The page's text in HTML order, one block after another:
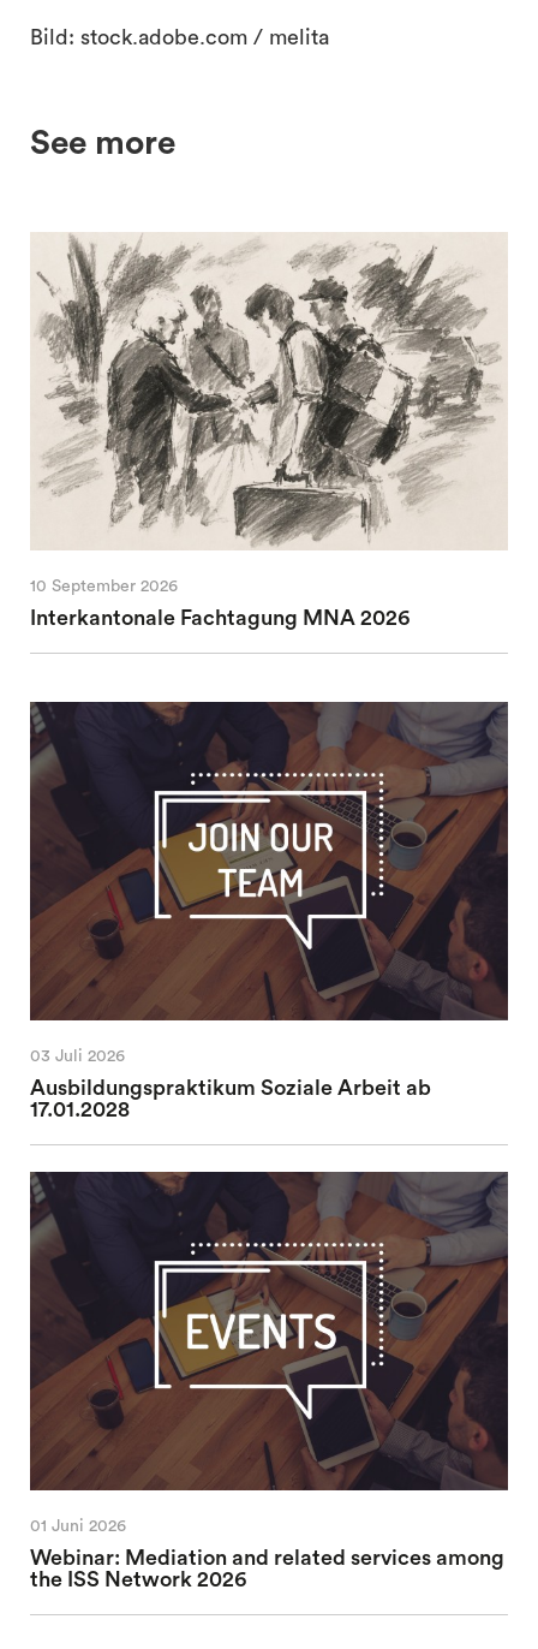
Bild: stock.adobe.com / melita
See more
10 September 2026
Interkantonale Fachtagung MNA 2026
03 Juli 2026
Ausbildungspraktikum Soziale Arbeit ab
17.01.2028
01 Juni 2026
Webinar: Mediation and related services among
the ISS Network 2026